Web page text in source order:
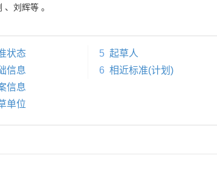
、 刘辉等 。
状态
信息
信息
单位
5 起草人
6 相近标准(计划)